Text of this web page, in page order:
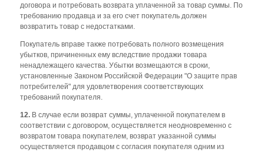
договора и потребовать возврата уплаченной за товар суммы. По
требованию продавца и за его счет покупатель должен
возвратить товар с недостатками.
Покупатель вправе также потребовать полного возмещения
убытков, причиненных ему вследствие продажи товара
ненадлежащего качества. Убытки возмещаются в сроки,
установленные Законом Российской Федерации "О защите прав
потребителей" для удовлетворения соответствующих
требований покупателя.
12. В случае если возврат суммы, уплаченной покупателем в
соответствии с договором, осуществляется неодновременно с
возвратом товара покупателем, возврат указанной суммы
осуществляется продавцом с согласия покупателя одним из